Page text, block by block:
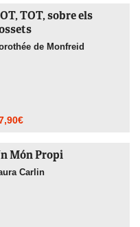
TOT, sobre els
de Monfreid
€
Món Propi
Carlin